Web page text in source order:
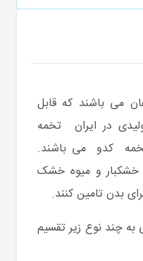
می باشند که قابل
در ایران تخمه
تخمه کدو می باشند.
و میوه خشک
بدن تامین کنند.
به چند نوع زیر تقسیم